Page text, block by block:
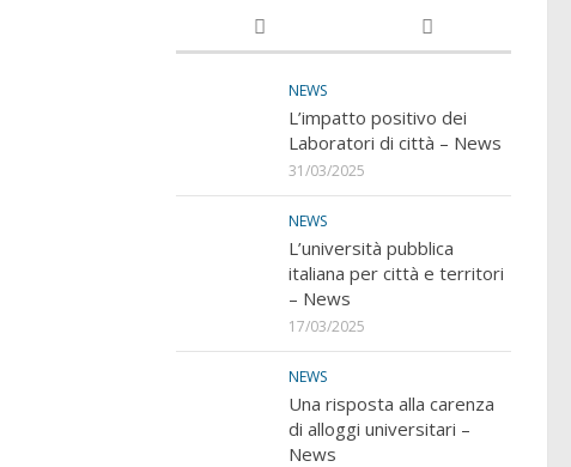
NEWS
L’impatto positivo dei
Laboratori di città – News
31/03/2025
NEWS
L’università pubblica
italiana per città e territori
– News
17/03/2025
NEWS
Una risposta alla carenza
di alloggi universitari –
News